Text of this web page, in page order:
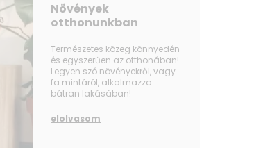
Növények
otthonunkban
Természetes közeg könnyedén
és egyszerűen az otthonában!
Legyen szó növényekről, vagy
fa mintáról, alkalmazza
bátran lakásában!
elolvasom